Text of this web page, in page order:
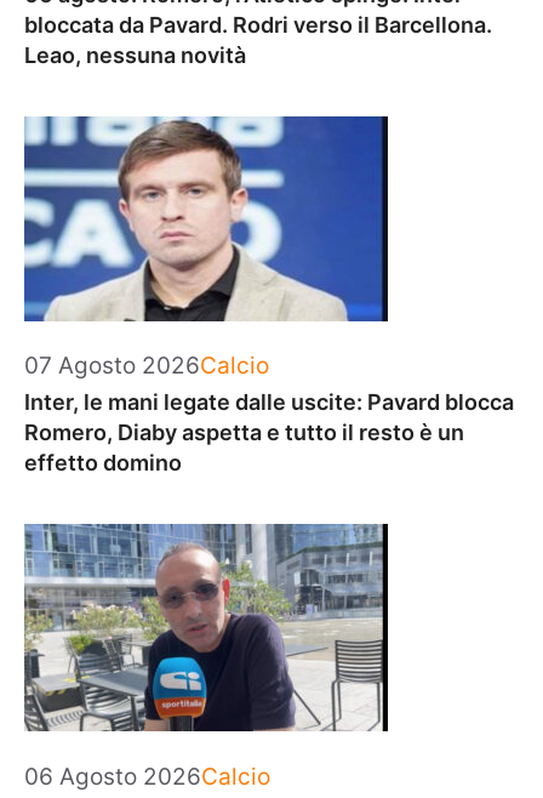
bloccata da Pavard. Rodri verso il Barcellona.
Leao, nessuna novità
07 Agosto 2026Categorie
Calcio
Inter, le mani legate dalle uscite: Pavard blocca
Romero, Diaby aspetta e tutto il resto è un
effetto domino
06 Agosto 2026Categorie
Calcio